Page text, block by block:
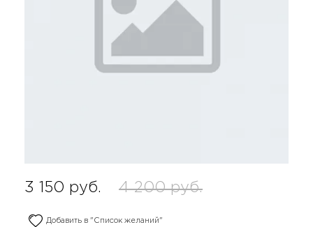
3 150 руб. 4 200 руб.
Добавить в "Список желаний"